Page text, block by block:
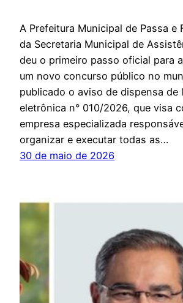
A Prefeitura Municipal de Passa e
da Secretaria Municipal de
deu o primeiro passo oficial para
um novo concurso público no
publicado o aviso de dispensa de
eletrônica n° 010/2026, que visa
empresa especializada
organizar e executar todas as…
30 de maio de 2026